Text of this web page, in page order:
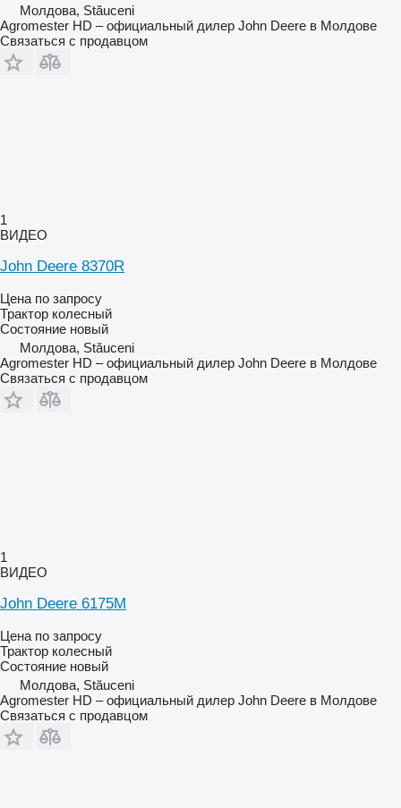
Молдова, Stăuceni
Agromester HD – официальный дилер John Deere в Молдове
Связаться с продавцом
1
ВИДЕО
John Deere 8370R
Цена по запросу
Трактор колесный
Состояние новый
Молдова, Stăuceni
Agromester HD – официальный дилер John Deere в Молдове
Связаться с продавцом
1
ВИДЕО
John Deere 6175M
Цена по запросу
Трактор колесный
Состояние новый
Молдова, Stăuceni
Agromester HD – официальный дилер John Deere в Молдове
Связаться с продавцом